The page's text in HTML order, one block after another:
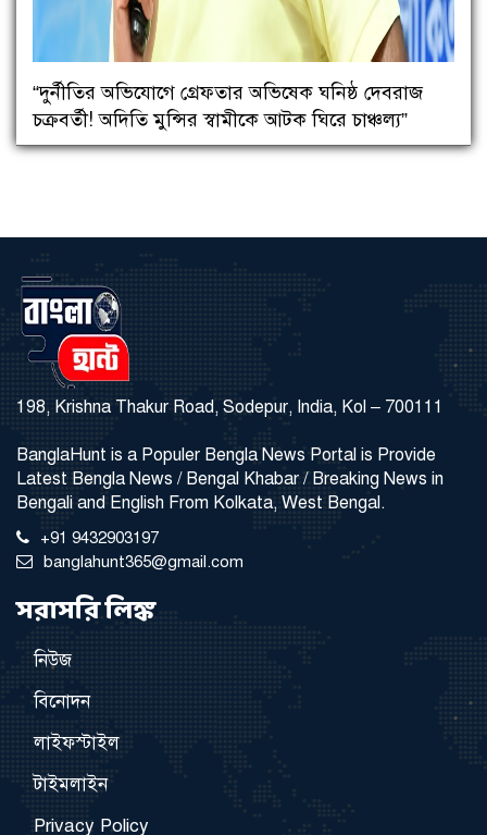
“দুর্নীতির অভিযোগে গ্রেফতার অভিষেক ঘনিষ্ঠ দেবরাজ
চক্রবর্তী! অদিতি মুন্সির স্বামীকে আটক ঘিরে চাঞ্চল্য”
198, Krishna Thakur Road, Sodepur, India, Kol – 700111
BanglaHunt is a Populer Bengla News Portal is Provide
Latest Bengla News / Bengal Khabar / Breaking News in
Bengali and English From Kolkata, West Bengal.
+91 9432903197
banglahunt365@gmail.com
সরাসরি লিঙ্ক
নিউজ
বিনোদন
লাইফস্টাইল
টাইমলাইন
Privacy Policy